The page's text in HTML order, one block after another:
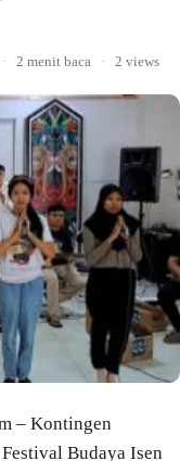
· 2 menit baca · 2 views
– Kontingen
Budaya Isen